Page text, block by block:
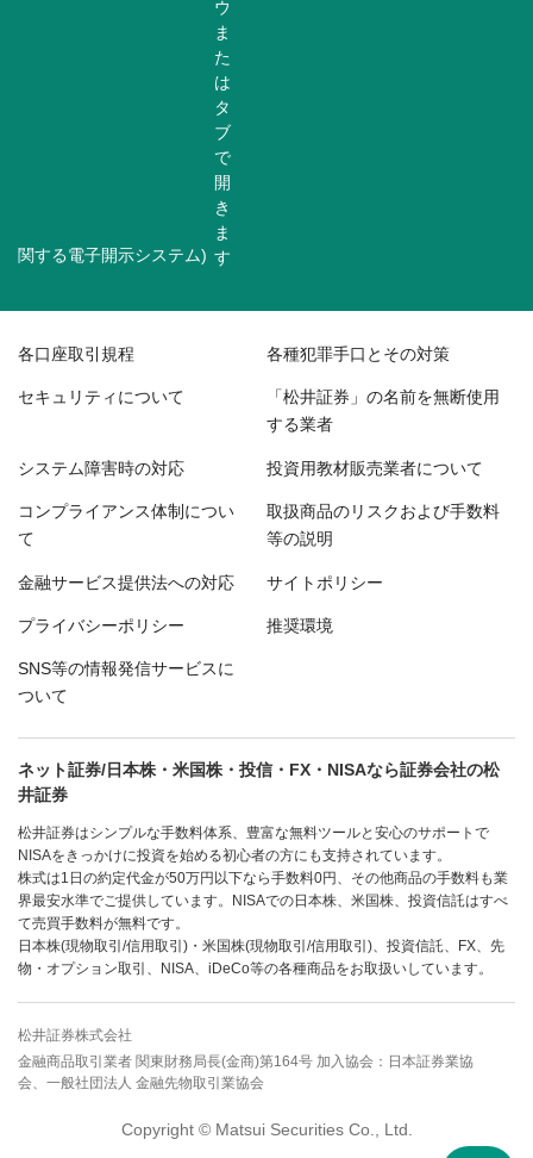
関する電子開示システム)
各口座取引規程 各種犯罪手口とその対策
セキュリティについて 「松井証券」の名前を無断使用
する業者
システム障害時の対応 投資用教材販売業者について
コンプライアンス体制につい
て
取扱商品のリスクおよび手数料
等の説明
金融サービス提供法への対応 サイトポリシー
プライバシーポリシー 推奨環境
SNS等の情報発信サービスに
ついて
ネット証券/日本株・米国株・投信・FX・NISAなら証券会社の松
井証券
松井証券はシンプルな手数料体系、豊富な無料ツールと安心のサポートで
NISAをきっかけに投資を始める初心者の方にも支持されています。
株式は1日の約定代金が50万円以下なら手数料0円、その他商品の手数料も業
界最安水準でご提供しています。NISAでの日本株、米国株、投資信託はすべ
て売買手数料が無料です。
日本株(現物取引/信用取引)・米国株(現物取引/信用取引)、投資信託、FX、先
物・オプション取引、NISA、iDeCo等の各種商品をお取扱いしています。
松井証券株式会社
金融商品取引業者 関東財務局長(金商)第164号 加入協会：日本証券業協
会、一般社団法人 金融先物取引業協会
Copyright © Matsui Securities Co., Ltd.